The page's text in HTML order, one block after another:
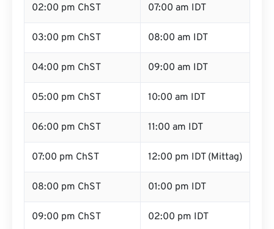
02:00 pm ChST 07:00 am IDT
03:00 pm ChST 08:00 am IDT
04:00 pm ChST 09:00 am IDT
05:00 pm ChST 10:00 am IDT
06:00 pm ChST 11:00 am IDT
07:00 pm ChST 12:00 pm IDT (Mittag)
08:00 pm ChST 01:00 pm IDT
09:00 pm ChST 02:00 pm IDT